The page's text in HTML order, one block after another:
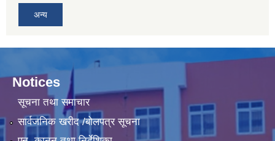
अन्य
Notices
सूचना तथा समाचार
सार्वजनिक खरीद /बोलपत्र सूचना